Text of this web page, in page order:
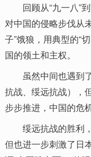
回顾从“九一八”
对中国的侵略步伐从
子”饿狼，用典型的“
国的领土和主权。
虽然中间也遇到
抗战、绥远抗战），
步步推进，中国的危
绥远抗战的胜利
但也进一步刺激了日